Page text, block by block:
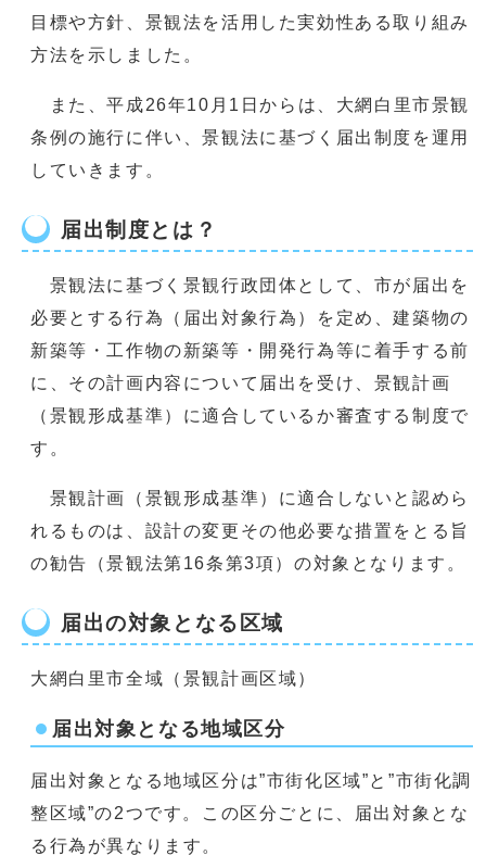
目標や方針、景観法を活用した実効性ある取り組み
方法を示しました。
また、平成26年10月1日からは、大網白里市景観
条例の施行に伴い、景観法に基づく届出制度を運用
していきます。
届出制度とは？
景観法に基づく景観行政団体として、市が届出を
必要とする行為（届出対象行為）を定め、建築物の
新築等・工作物の新築等・開発行為等に着手する前
に、その計画内容について届出を受け、景観計画
（景観形成基準）に適合しているか審査する制度で
す。
景観計画（景観形成基準）に適合しないと認めら
れるものは、設計の変更その他必要な措置をとる旨
の勧告（景観法第16条第3項）の対象となります。
届出の対象となる区域
大網白里市全域（景観計画区域）
届出対象となる地域区分
届出対象となる地域区分は”市街化区域”と”市街化調
整区域”の2つです。この区分ごとに、届出対象とな
る行為が異なります。